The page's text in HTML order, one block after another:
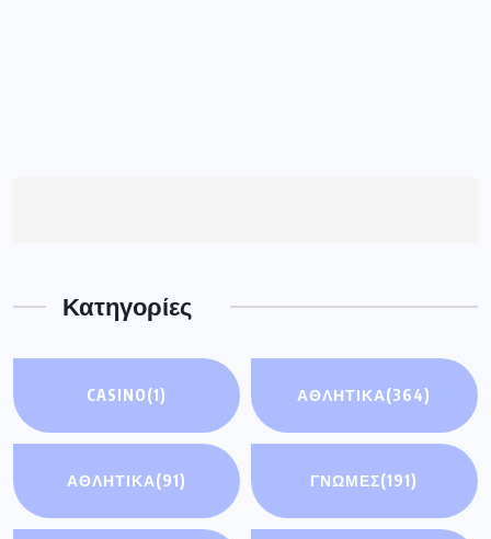
Κατηγορίες
CASINO(1) ΑΘΛΗΤΙΚΑ(364)
ΑΘΛΗΤΙΚΆ(91) ΓΝΩΜΕΣ(191)